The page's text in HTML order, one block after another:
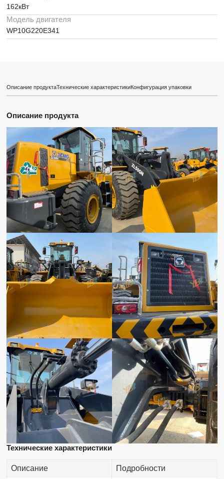
162кВт
Модель двигателя
WP10G220E341
Описание продуктаТехнические характеристикиКонфигурация упаковки
Описание продукта
Технические характеристики
Описание Подробности